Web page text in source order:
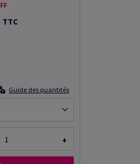
Guide des quantités
+